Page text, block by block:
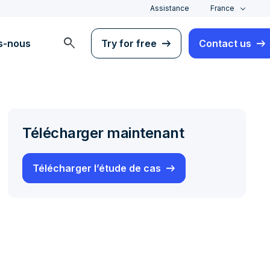
Assistance France
nous search Try for free Contact us
Télécharger maintenant
Télécharger l’étude de cas